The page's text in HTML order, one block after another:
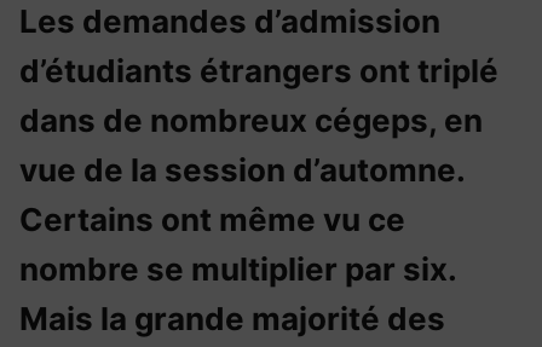
Les demandes d’admission
d’étudiants étrangers ont triplé
dans de nombreux cégeps, en
vue de la session d’automne.
Certains ont même vu ce
nombre se multiplier par six.
Mais la grande majorité des